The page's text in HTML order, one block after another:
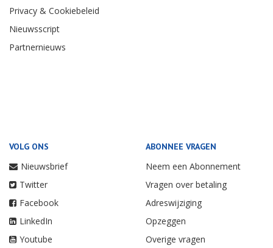
Privacy & Cookiebeleid
Nieuwsscript
Partnernieuws
VOLG ONS
Nieuwsbrief
Twitter
Facebook
LinkedIn
Youtube
ABONNEE VRAGEN
Neem een Abonnement
Vragen over betaling
Adreswijziging
Opzeggen
Overige vragen